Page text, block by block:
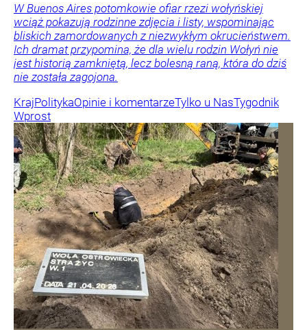
W Buenos Aires potomkowie ofiar rzezi wołyńskiej
wciąż pokazują rodzinne zdjęcia i listy, wspominając
bliskich zamordowanych z niezwykłym okrucieństwem.
Ich dramat przypomina, że dla wielu rodzin Wołyń nie
jest historią zamkniętą, lecz bolesną raną, która do dziś
nie została zagojona.
KrajPolitykaOpinie i komentarzeTylko u NasTygodnik
Wprost